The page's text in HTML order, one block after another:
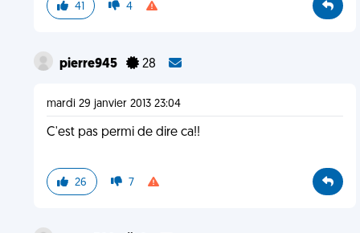
41 4
pierre945 28
mardi 29 janvier 2013 23:04
C'est pas permi de dire ca!!
26 7